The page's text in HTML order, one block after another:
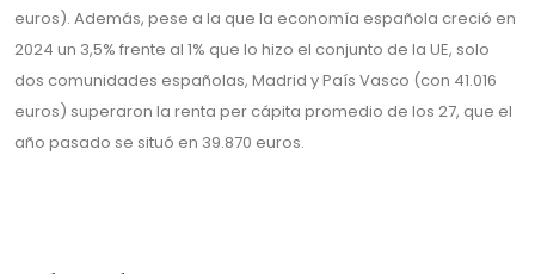
euros). Además, pese a la que la economía española creció en
2024 un 3,5% frente al 1% que lo hizo el conjunto de la UE, solo
dos comunidades españolas, Madrid y País Vasco (con 41.016
euros) superaron la renta per cápita promedio de los 27, que el
año pasado se situó en 39.870 euros.